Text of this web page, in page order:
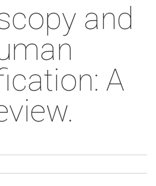
and
A